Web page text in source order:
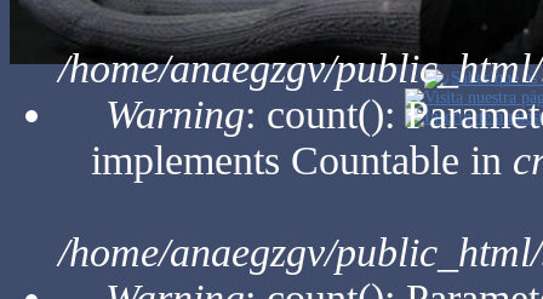
/home/anaegzgv/
Warning: count():
implements Countable in
/home/anaegzgv/